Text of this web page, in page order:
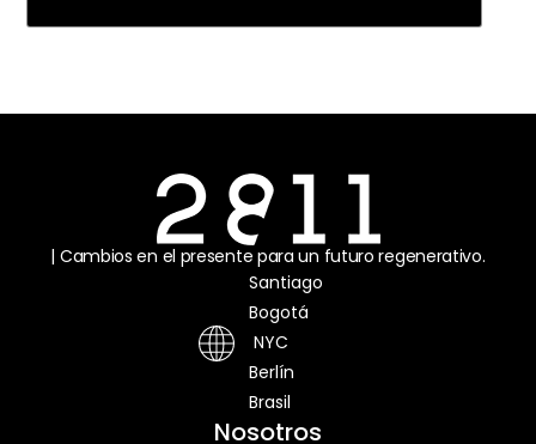
| Cambios en el presente para un futuro regenerativo.
Santiago
Bogotá
NYC
Berlín
Brasil
Nosotros